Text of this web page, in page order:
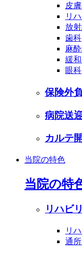
皮
リ
放
歯科
麻
緩
眼科
保険外
病院送
カルテ
当院の特色
当院の特
リハビ
リ
通